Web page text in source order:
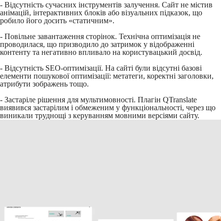
- Відсутність сучасних інструментів залучення. Сайт не містив
анімацій, інтерактивних блоків або візуальних підказок, що
робило його досить «статичним».
- Повільне завантаження сторінок. Технічна оптимізація не
проводилася, що призводило до затримок у відображенні
контенту та негативно впливало на користувацький досвід.
- Відсутність SEO-оптимізації. На сайті були відсутні базові
елементи пошукової оптимізації: метатеги, коректні заголовки,
атрибути зображень тощо.
- Застаріле рішення для мультимовності. Плагін QTranslate
виявився застарілим і обмеженим у функціональності, через що
виникали труднощі з керуванням мовними версіями сайту.